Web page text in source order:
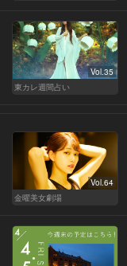
Vol.35
東カレ週間占い
Vol.64
金曜美女劇場